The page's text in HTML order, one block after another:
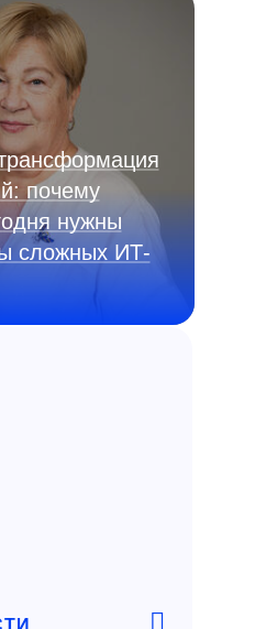
почему
нужны
сложных ИТ-